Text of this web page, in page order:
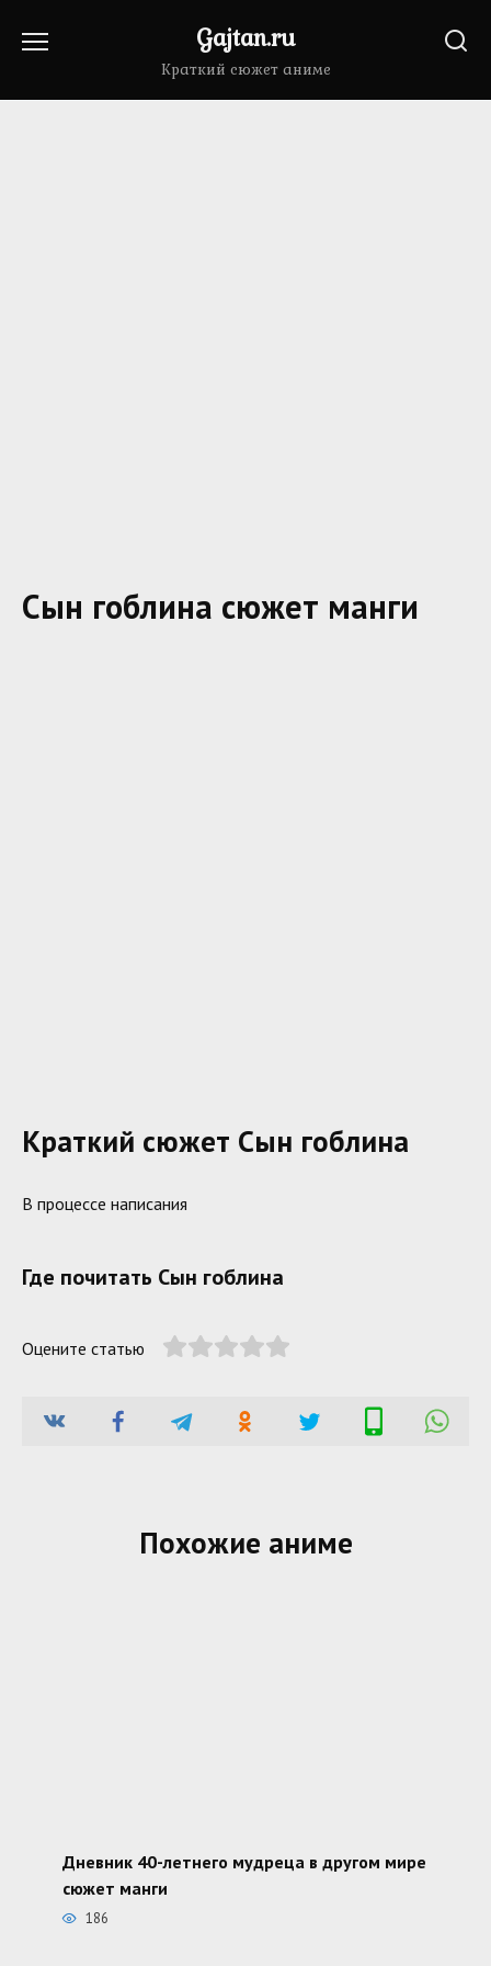
Gajtan.ru
Краткий сюжет аниме
Сын гоблина сюжет манги
Краткий сюжет Сын гоблина
В процессе написания
Где почитать Сын гоблина
Оцените статью
Похожие аниме
Дневник 40-летнего мудреца в другом мире
сюжет манги
186